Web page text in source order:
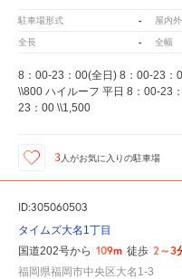
駐車場形式 - 屋内
全長 - 全幅
8：00-23：00(全日) 8：00-23：
\\800 ハイルーフ 平日 8：00-23
23：00 \\1,500
3 人がお気に入りの駐車場
ID:305060503
タイムズ大名1丁目
国道202号から 109m 徒歩 2～3
福岡県福岡市中央区大名1-3